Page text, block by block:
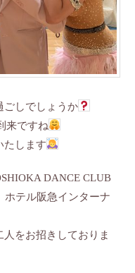
ごしでしょうか
来ですね
たします
DANCE CLUB
ホテル阪急インターナ
をお招きしておりま